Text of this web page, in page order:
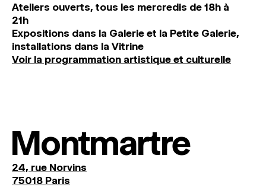
Ateliers ouverts, tous les mercredis de 18h à
21h
Expositions dans la Galerie et la Petite Galerie,
installations dans la Vitrine
Voir la programmation artistique et culturelle
Montmartre
24, rue Norvins
75018 Paris